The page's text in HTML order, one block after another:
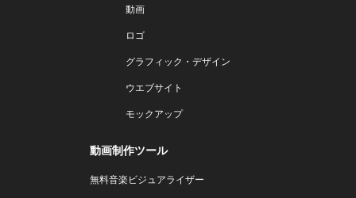
動画
ロゴ
グラフィック・デザイン
ウエブサイト
モックアップ
動画制作ツール
無料音楽ビジュアライザー